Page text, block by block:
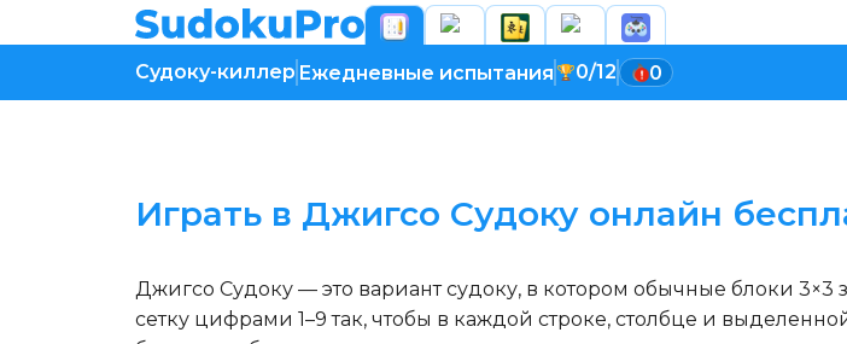
Судоку-киллер Ежедневные испытания 0/12 0
Играть в Джигсо Судоку онлайн
Джигсо Судоку — это вариант судоку, в котором обычные блоки
сетку цифрами 1–9 так, чтобы в каждой строке, столбце и